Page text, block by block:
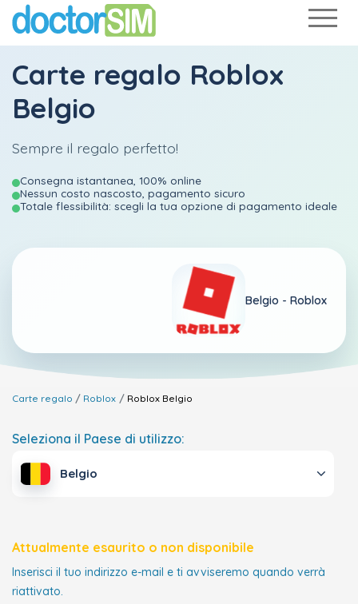
Carte regalo Roblox
Belgio
Sempre il regalo perfetto!
Consegna istantanea, 100% online
Nessun costo nascosto, pagamento sicuro
Totale flessibilità: scegli la tua opzione di pagamento ideale
Belgio - Roblox
Carte regalo Roblox Roblox Belgio
Seleziona il Paese di utilizzo:
Belgio
Attualmente esaurito o non disponibile
Inserisci il tuo indirizzo e-mail e ti avviseremo quando verrà
riattivato.